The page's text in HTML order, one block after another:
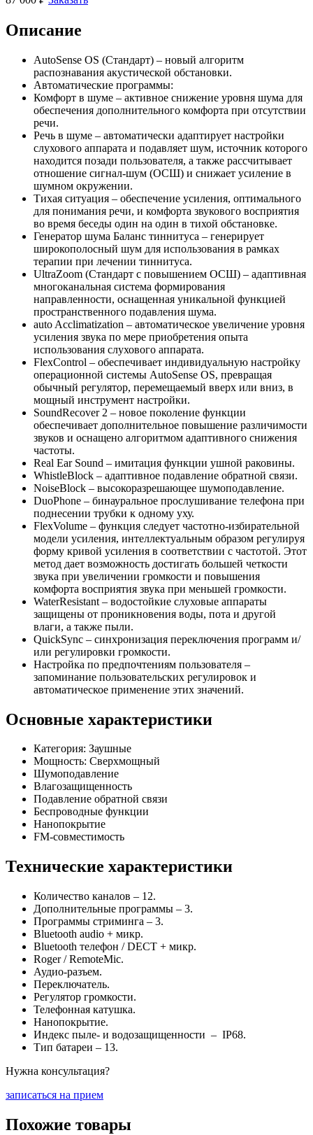
Описание
AutoSense OS (Стандарт) – новый алгоритм
распознавания акустической обстановки.
Автоматические программы:
Комфорт в шуме – активное снижение уровня шума для
обеспечения дополнительного комфорта при отсутствии
речи.
Речь в шуме – автоматически адаптирует настройки
слухового аппарата и подавляет шум, источник которого
находится позади пользователя, а также рассчитывает
отношение сигнал-шум (ОСШ) и снижает усиление в
шумном окружении.
Тихая ситуация – обеспечение усиления, оптимального
для понимания речи, и комфорта звукового восприятия
во время беседы один на один в тихой обстановке.
Генератор шума Баланс тиннитуса – генерирует
широкополосный шум для использования в рамках
терапии при лечении тиннитуса.
UltraZoom (Стандарт с повышением ОСШ) – адаптивная
многоканальная система формирования
направленности, оснащенная уникальной функцией
пространственного подавления шума.
auto Acclimatization – автоматическое увеличение уровня
усиления звука по мере приобретения опыта
использования слухового аппарата.
FlexControl – обеспечивает индивидуальную настройку
операционной системы AutoSense OS, превращая
обычный регулятор, перемещаемый вверх или вниз, в
мощный инструмент настройки.
SoundRecover 2 – новое поколение функции
обеспечивает дополнительное повышение различимости
звуков и оснащено алгоритмом адаптивного снижения
частоты.
Real Ear Sound – имитация функции ушной раковины.
WhistleBlock – адаптивное подавление обратной связи.
NoiseBlock – высокоразрешающее шумоподавление.
DuoPhone – бинауральное прослушивание телефона при
поднесении трубки к одному уху.
FlexVolume – функция следует частотно-избирательной
модели усиления, интеллектуальным образом регулируя
форму кривой усиления в соответствии с частотой. Этот
метод дает возможность достигать большей четкости
звука при увеличении громкости и повышения
комфорта восприятия звука при меньшей громкости.
WaterResistant – водостойкие слуховые аппараты
защищены от проникновения воды, пота и другой
влаги, а также пыли.
QuickSync – синхронизация переключения программ и/
или регулировки громкости.
Настройка по предпочтениям пользователя –
запоминание пользовательских регулировок и
автоматическое применение этих значений.
Основные характеристики
Категория: Заушные
Мощность: Сверхмощный
Шумоподавление
Влагозащищенность
Подавление обратной связи
Беспроводные функции
Нанопокрытие
FM-совместимость
Технические характеристики
Количество каналов – 12.
Дополнительные программы – 3.
Программы стриминга – 3.
Bluetooth audio + микр.
Bluetooth телефон / DECT + микр.
Roger / RemoteMic.
Аудио-разъем.
Переключатель.
Регулятор громкости.
Телефонная катушка.
Нанопокрытие.
Индекс пыле- и водозащищенности – IP68.
Тип батареи – 13.
Нужна консультация?
записаться на прием
Похожие товары